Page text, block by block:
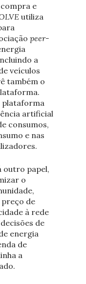
e
utiliza
peer-
a
veículos
também o
plataforma
artificial
consumos,
e nas
outro papel,
o
de
à rede
de
energia
de
a